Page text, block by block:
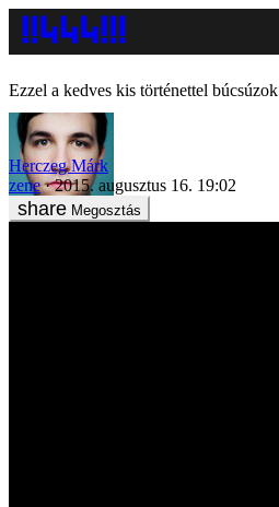
Ezzel a kedves kis történettel búcsúzok
Herczeg Márk
zene
2015. augusztus 16. 19:02
Megosztás